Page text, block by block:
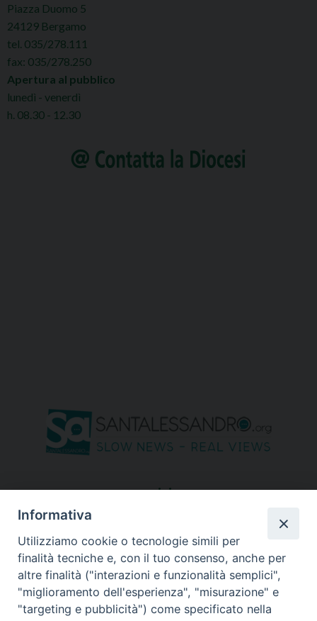
Piazza Duomo 5
24129 Bergamo
tel. 035/278.111
fax: 035/278.250
Apertura al pubblico
lunedì - venerdì
h. 08.30 - 12.30
seguici su
Informativa
Utilizziamo cookie o tecnologie simili per
finalità tecniche e, con il tuo consenso, anche per
altre finalità ("interazioni e funzionalità semplici",
"miglioramento dell'esperienza", "misurazione" e
"targeting e pubblicità") come specificato nella